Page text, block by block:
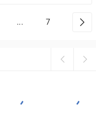
... 7